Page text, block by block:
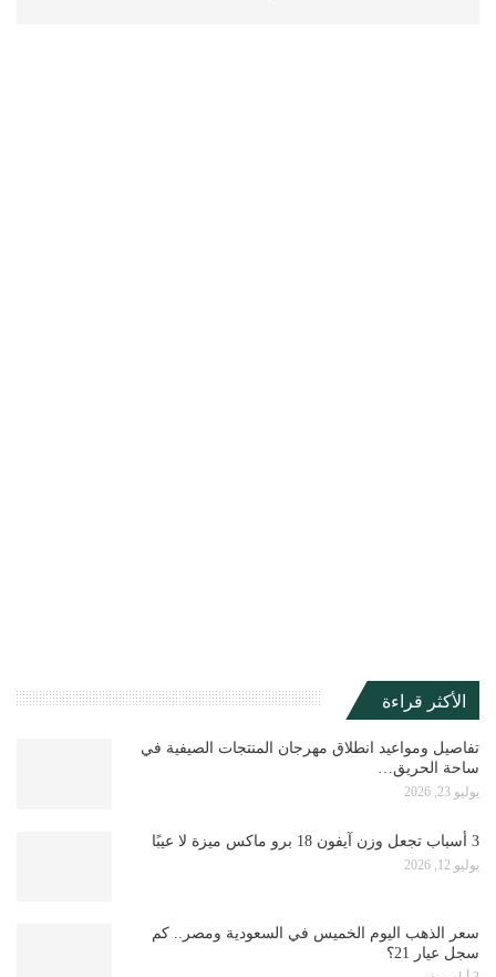
الأكثر قراءة
تفاصيل ومواعيد انطلاق مهرجان المنتجات الصيفية في
ساحة الحريق…
يوليو 23, 2026
3 أسباب تجعل وزن آيفون 18 برو ماكس ميزة لا عيبًا
يوليو 12, 2026
سعر الذهب اليوم الخميس في السعودية ومصر.. كم
سجل عيار 21؟